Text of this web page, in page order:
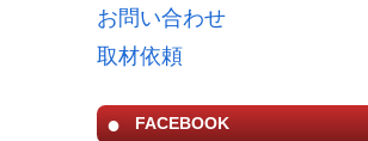
お問い合わせ
取材依頼
FACEBOOK